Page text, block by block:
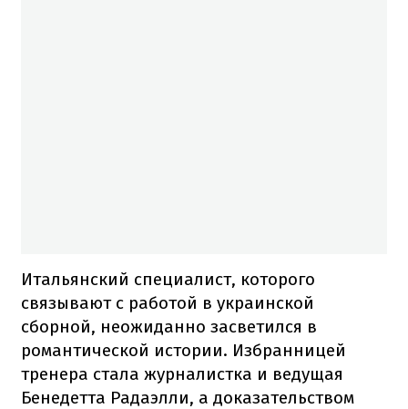
Итальянский специалист, которого
связывают с работой в украинской
сборной, неожиданно засветился в
романтической истории. Избранницей
тренера стала журналистка и ведущая
Бенедетта Радаэлли, а доказательством